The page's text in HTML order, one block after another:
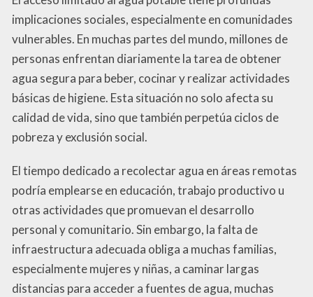
implicaciones sociales, especialmente en comunidades
vulnerables. En muchas partes del mundo, millones de
personas enfrentan diariamente la tarea de obtener
agua segura para beber, cocinar y realizar actividades
básicas de higiene. Esta situación no solo afecta su
calidad de vida, sino que también perpetúa ciclos de
pobreza y exclusión social.
El tiempo dedicado a recolectar agua en áreas remotas
podría emplearse en educación, trabajo productivo u
otras actividades que promuevan el desarrollo
personal y comunitario. Sin embargo, la falta de
infraestructura adecuada obliga a muchas familias,
especialmente mujeres y niñas, a caminar largas
distancias para acceder a fuentes de agua, muchas